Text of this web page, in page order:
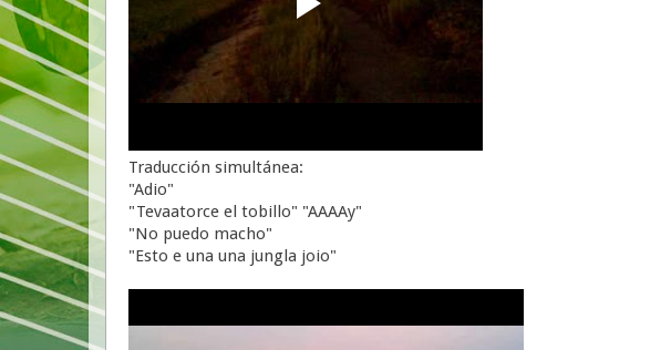
Traducción simultánea:
"Adio"
"Tevaatorce el tobillo" "AAAAy"
"No puedo macho"
"Esto e una una jungla joio"